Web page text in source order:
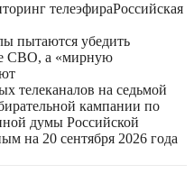
телеэфираРоссийская
пытаются убедить
СВО, а «мирную
телеканалов на седьмой
кампании по
думы Российской
на 20 сентября 2026 года